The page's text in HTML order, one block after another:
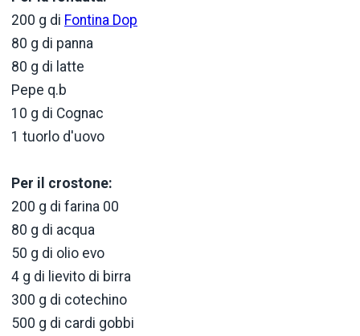
200 g di Fontina Dop
80 g di panna
80 g di latte
Pepe q.b
10 g di Cognac
1 tuorlo d'uovo
Per il crostone:
200 g di farina 00
80 g di acqua
50 g di olio evo
4 g di lievito di birra
300 g di cotechino
500 g di cardi gobbi